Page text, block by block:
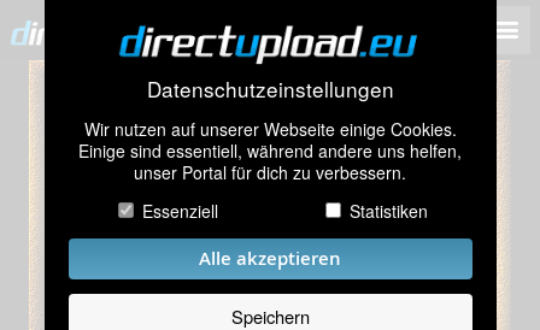
Datenschutzeinstellungen
Wir nutzen auf unserer Webseite einige Cookies.
Einige sind essentiell, während andere uns helfen,
unser Portal für dich zu verbessern.
Essenziell
Statistiken
Alle akzeptieren
Speichern